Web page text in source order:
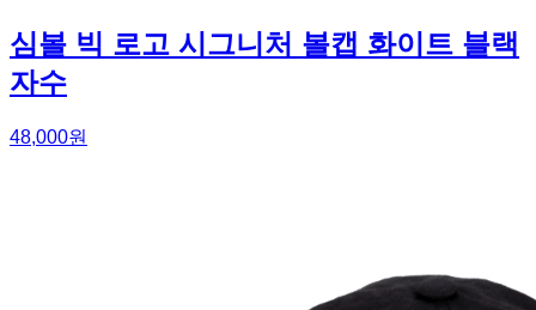
심볼 빅 로고 시그니처 볼캡 화이트 블랙
자수
48,000원